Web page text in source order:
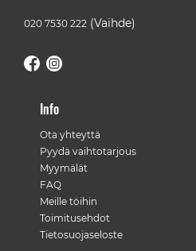
020 7530 222 (Vaihde)
Info
Ota yhteyttä
Pyydä vaihtotarjous
Myymälät
FAQ
Meille töihin
Toimitusehdot
Tietosuojaseloste